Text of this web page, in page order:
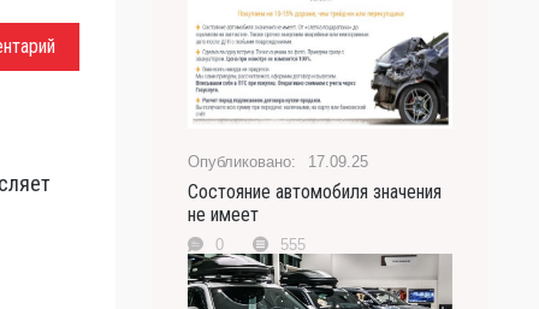
17.09.25
Состояние автомобиля значения
не имеет
0 555